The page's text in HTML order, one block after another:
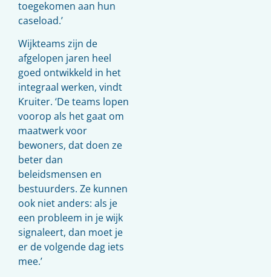
toegekomen aan hun
caseload.’
Wijkteams zijn de
afgelopen jaren heel
goed ontwikkeld in het
integraal werken, vindt
Kruiter. ‘De teams lopen
voorop als het gaat om
maatwerk voor
bewoners, dat doen ze
beter dan
beleidsmensen en
bestuurders. Ze kunnen
ook niet anders: als je
een probleem in je wijk
signaleert, dan moet je
er de volgende dag iets
mee.’